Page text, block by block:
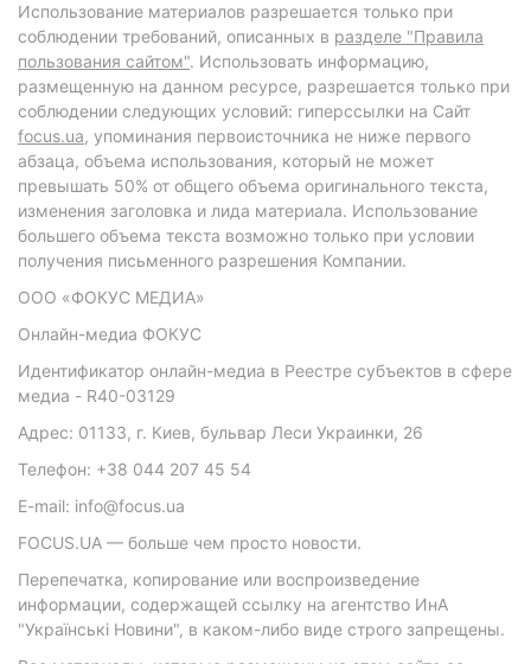
Использование материалов разрешается только при
соблюдении требований, описанных в разделе "Правила
пользования сайтом". Использовать информацию,
размещенную на данном ресурсе, разрешается только при
соблюдении следующих условий: гиперссылки на Сайт
focus.ua, упоминания первоисточника не ниже первого
абзаца, объема использования, который не может
превышать 50% от общего объема оригинального текста,
изменения заголовка и лида материала. Использование
большего объема текста возможно только при условии
получения письменного разрешения Компании.
ООО «ФОКУС МЕДИА»
Онлайн-медиа ФОКУС
Идентификатор онлайн-медиа в Реестре субъектов в сфере
медиа - R40-03129
Адрес: 01133, г. Киев, бульвар Леси Украинки, 26
Телефон: +38 044 207 45 54
E-mail: info@focus.ua
FOCUS.UA — больше чем просто новости.
Перепечатка, копирование или воспроизведение
информации, содержащей ссылку на агентство ИнА
"Українські Новини", в каком-либо виде строго запрещены.